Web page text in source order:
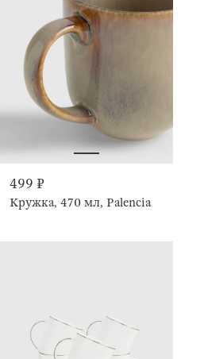
499 ₽
Кружка, 470 мл, Palencia